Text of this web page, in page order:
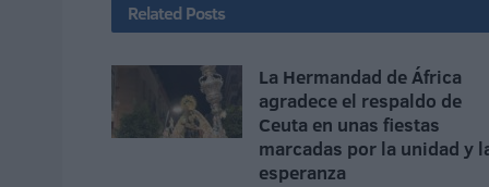
Related Posts
La Hermandad de África
agradece el respaldo de
Ceuta en unas fiestas
marcadas por la unidad y
esperanza